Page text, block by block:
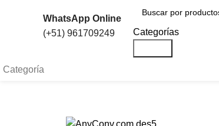
WhatsApp Online
(+51) 961709249
Categorías
Categoría